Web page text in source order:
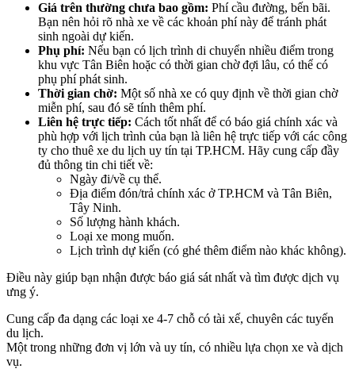
Giá trên thường chưa bao gồm: Phí cầu đường, bến bãi.
Bạn nên hỏi rõ nhà xe về các khoản phí này để tránh phát
sinh ngoài dự kiến.
Phụ phí: Nếu bạn có lịch trình di chuyển nhiều điểm trong
khu vực Tân Biên hoặc có thời gian chờ đợi lâu, có thể có
phụ phí phát sinh.
Thời gian chờ: Một số nhà xe có quy định về thời gian chờ
miễn phí, sau đó sẽ tính thêm phí.
Liên hệ trực tiếp: Cách tốt nhất để có báo giá chính xác và
phù hợp với lịch trình của bạn là liên hệ trực tiếp với các công
ty cho thuê xe du lịch uy tín tại TP.HCM. Hãy cung cấp đầy
đủ thông tin chi tiết về:
Ngày đi/về cụ thể.
Địa điểm đón/trả chính xác ở TP.HCM và Tân Biên,
Tây Ninh.
Số lượng hành khách.
Loại xe mong muốn.
Lịch trình dự kiến (có ghé thêm điểm nào khác không).
Điều này giúp bạn nhận được báo giá sát nhất và tìm được dịch vụ
ưng ý.
Cung cấp đa dạng các loại xe 4-7 chỗ có tài xế, chuyên các tuyến
du lịch.
Một trong những đơn vị lớn và uy tín, có nhiều lựa chọn xe và dịch
vụ.